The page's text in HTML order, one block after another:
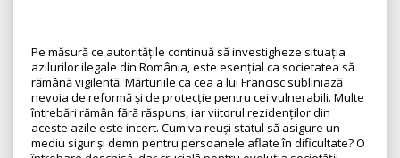
Pe măsură ce autoritățile continuă să investigheze situația
azilurilor ilegale din România, este esențial ca societatea să
rămână vigilentă. Mărturiile ca cea a lui Francisc subliniază
nevoia de reformă și de protecție pentru cei vulnerabili. Multe
întrebări rămân fără răspuns, iar viitorul rezidenților din
aceste azile este incert. Cum va reuși statul să asigure un
mediu sigur și demn pentru persoanele aflate în dificultate? O